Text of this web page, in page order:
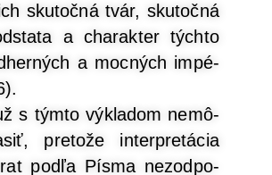
sku­toč­ná tvár, sku­toč­ná
a cha­rak­ter tých­to
a moc­ných impé­
tým­to výkla­dom nemô­
pre­to­že inter­pre­tá­cia
pod­ľa Pís­ma nezod­po­